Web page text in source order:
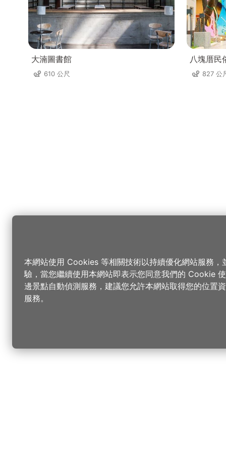
大湳圖書館
610 公尺
八塊厝民
827 公
本網站使用 Cookies 等相關技術以持續優化網站服務，
驗，當您繼續使用本網站即表示您同意我們的 Cookie
邊景點自動偵測服務，建議您允許本網站取得您的位置
服務。